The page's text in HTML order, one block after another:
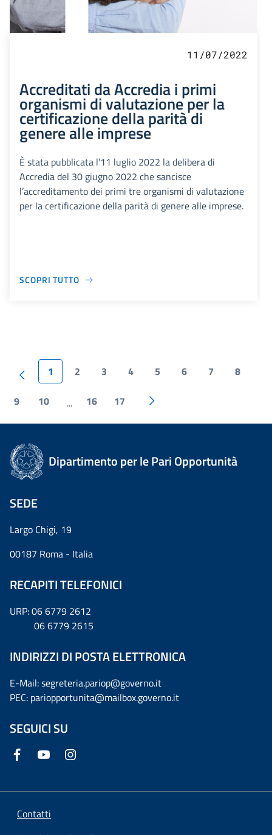
11/07/2022
Accreditati da Accredia i primi
organismi di valutazione per la
certificazione della parità di
genere alle imprese
È stata pubblicata l’11 luglio 2022 la delibera di
Accredia del 30 giugno 2022 che sancisce
l’accreditamento dei primi tre organismi di valutazione
per la certificazione della parità di genere alle imprese.
SCOPRI TUTTO
1 2 3 4 5 6 7 8
9 10 ... 16 17
Dipartimento per le Pari Opportunità
SEDE
Largo Chigi, 19
00187 Roma - Italia
RECAPITI TELEFONICI
URP: 06 6779 2612
06 6779 2615
INDIRIZZI DI POSTA ELETTRONICA
E-Mail: segreteria.pariop@governo.it
PEC: pariopportunita@mailbox.governo.it
SEGUICI SU
Contatti